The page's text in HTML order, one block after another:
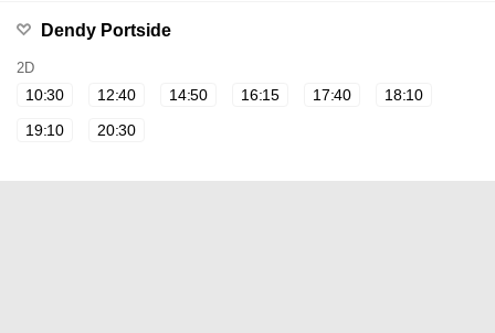
Dendy Portside
2D
10:30 12:40 14:50 16:15 17:40
18:10
19:10
20:30